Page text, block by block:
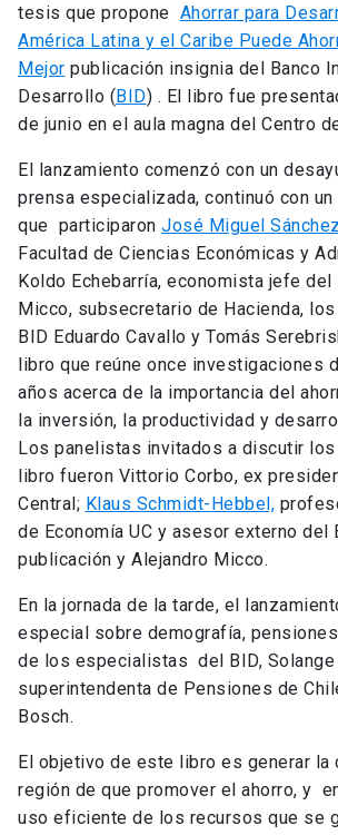
tesis que propone Ahorrar para
América Latina y el Caribe Puede
Mejor publicación insignia del Banco
Desarrollo (BID) . El libro fue
de junio en el aula magna del Centro
El lanzamiento comenzó con un
prensa especializada, continuó con
que participaron José Miguel Sánchez
Facultad de Ciencias Económicas y
Koldo Echebarría, economista jefe del
Micco, subsecretario de Hacienda,
BID Eduardo Cavallo y Tomás
libro que reúne once investigaciones
años acerca de la importancia del
la inversión, la productividad y
Los panelistas invitados a discutir
libro fueron Vittorio Corbo, ex
Central; Klaus Schmidt-Hebbel,
de Economía UC y asesor externo del
publicación y Alejandro Micco.
En la jornada de la tarde, el
especial sobre demografía,
de los especialistas del BID,
superintendenta de Pensiones de
Bosch.
El objetivo de este libro es generar la
región de que promover el ahorro, y
uso eficiente de los recursos que se